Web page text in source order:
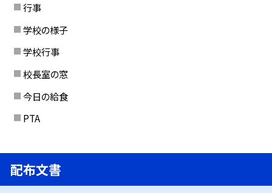
行事
学校の様子
学校行事
校長室の窓
今日の給食
PTA
配布文書